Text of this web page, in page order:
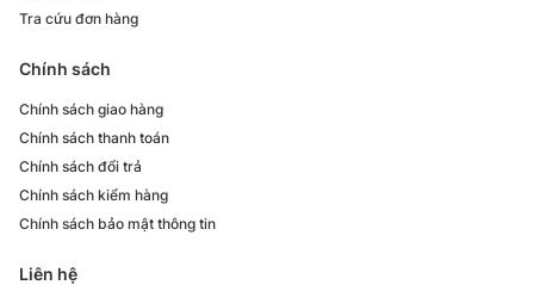
Tra cứu đơn hàng
Chính sách
Chính sách giao hàng
Chính sách thanh toán
Chính sách đổi trả
Chính sách kiểm hàng
Chính sách bảo mật thông tin
Liên hệ